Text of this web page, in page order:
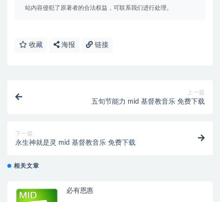
站内容侵犯了原著者的合法权益，可联系我们进行处理。
收藏 海报 链接
上一篇
五旬节能力 mid 基督教音乐 免费下载
下一篇
永生神就是灵 mid 基督教音乐 免费下载
相关文章
必有恩惠